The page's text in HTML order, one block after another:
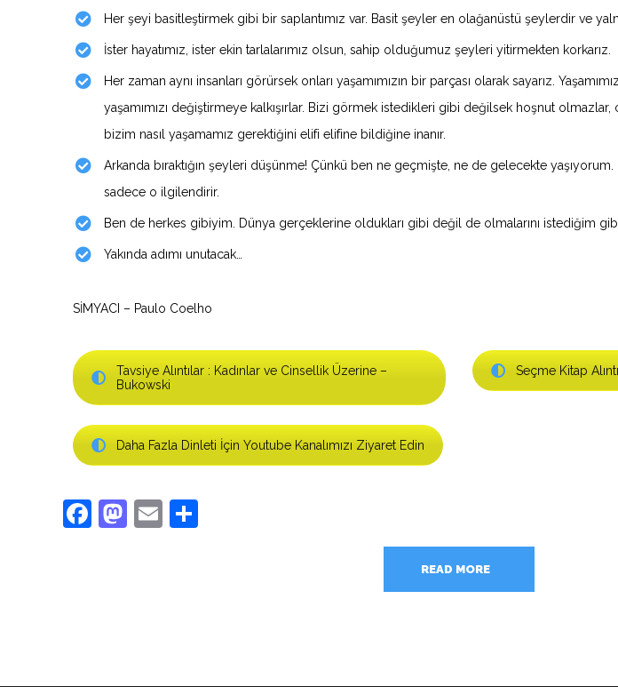
Her şeyi basitleştirmek gibi bir saplantımız var. Basit şeyler en olağanüstü şeylerdir ve
İster hayatımız, ister ekin tarlalarımız olsun, sahip olduğumuz şeyleri yitirmekten korkarız.
Her zaman aynı insanları görürsek onları yaşamımızın bir parçası olarak sayarız.
yaşamımızı değiştirmeye kalkışırlar. Bizi görmek istedikleri gibi değilsek hoşnut olmazlar,
bizim nasıl yaşamamız gerektiğini elifi elifine bildiğine inanır.
Arkanda bıraktığın şeyleri düşünme! Çünkü ben ne geçmişte, ne de gelecekte
sadece o ilgilendirir.
Ben de herkes gibiyim. Dünya gerçeklerine oldukları gibi değil de olmalarını istediğim
Yakında adımı unutacak…
SİMYACI – Paulo Coelho
Tavsiye Alıntılar : Kadınlar ve Cinsellik Üzerine –
Bukowski
Seçme Kitap
Daha Fazla Dinleti İçin Youtube Kanalımızı Ziyaret Edin
Facebook
Mastodon
Email
READ MORE